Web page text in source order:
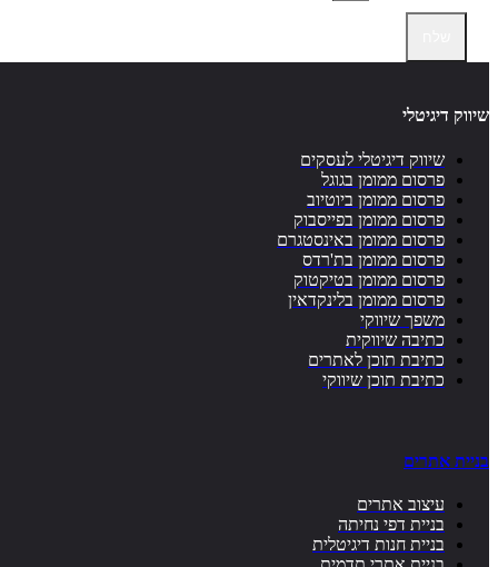
שיווק דיגיטלי
שיווק דיגיטלי לעסקים
פרסום ממומן בגוגל
פרסום ממומן ביוטיוב
פרסום ממומן בפייסבוק
פרסום ממומן באינסטגרם
פרסום ממומן בת'רדס
פרסום ממומן בטיקטוק
פרסום ממומן בלינקדאין
משפך שיווקי
כתיבה שיווקית
כתיבת תוכן לאתרים
כתיבת תוכן שיווקי
בניית אתרים
עיצוב אתרים
בניית דפי נחיתה
בניית חנות דיגיטלית